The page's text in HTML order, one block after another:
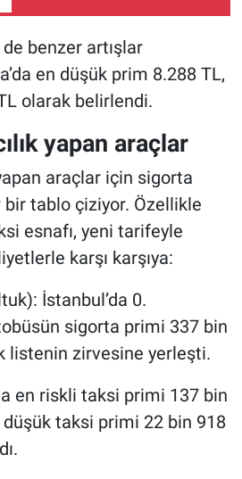
benzer artışlar
en düşük prim 8.288 TL,
olarak belirlendi.
yapan araçlar
araçlar için sigorta
bir tablo çiziyor. Özellikle
esnafı, yeni tarifeyle
karşı karşıya:
İstanbul’da 0.
sigorta primi 337 bin
listenin zirvesine yerleşti.
en riskli taksi primi 137 bin
taksi primi 22 bin 918